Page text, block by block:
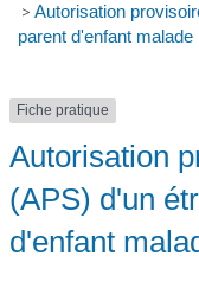
> Autorisation
parent d'enfant malade
Fiche pratique
Autorisation
(APS) d'un
d'enfant